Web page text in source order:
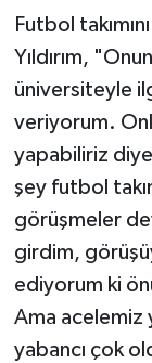
Futbol
Yıldırım,
üniversiteyle
veriyorum.
yapabiliriz
şey futbol
görüşmeler
girdim,
ediyorum ki
Ama acelemiz
yabancı çok